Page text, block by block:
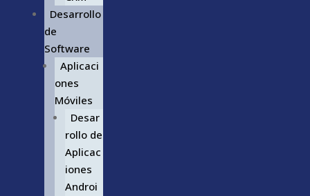
Desarrollo
de
Software
Aplicaci
ones
Móviles
Desar
rollo de
Aplicac
iones
Androi